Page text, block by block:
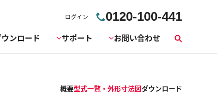
ログイン 0120-100-441
ンロード サポート お問い合わせ
索
概要型式一覧・外形寸法図ダウンロード